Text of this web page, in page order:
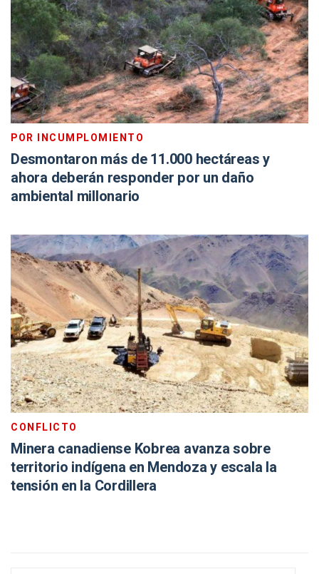
POR INCUMPLOMIENTO
Desmontaron más de 11.000 hectáreas y
ahora deberán responder por un daño
ambiental millonario
CONFLICTO
Minera canadiense Kobrea avanza sobre
territorio indígena en Mendoza y escala la
tensión en la Cordillera